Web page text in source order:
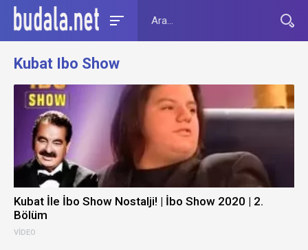
Kubat Ibo Show
VIDEO
Kubat İle İbo Show Nostalji! | İbo Show 2020 | 2.
Bölüm